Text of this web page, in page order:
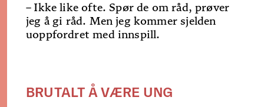
– Ikke like ofte. Spør de om råd, prøver
jeg å gi råd. Men jeg kommer sjelden
uoppfordret med innspill.
BRUTALT Å VÆRE UNG